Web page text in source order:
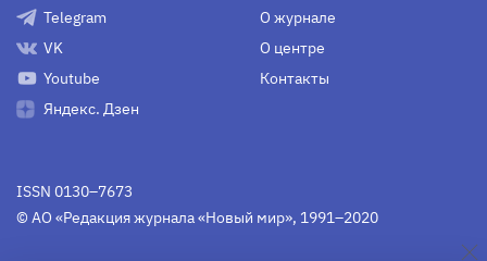
Telegram
VK
Youtube
Яндекс. Дзен
О журнале
О центре
Контакты
ISSN 0130–7673
© АО «Редакция журнала «Новый мир», 1991–2020